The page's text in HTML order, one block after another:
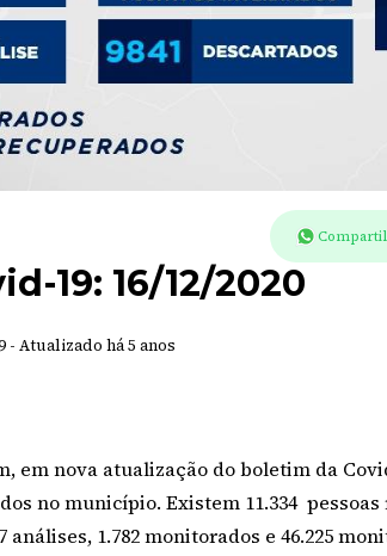
19: 16/12/2020
- Atualizado há 5 anos
em nova atualização do boletim da
no município. Existem 11.334 pessoas
análises, 1.782 monitorados e 46.225